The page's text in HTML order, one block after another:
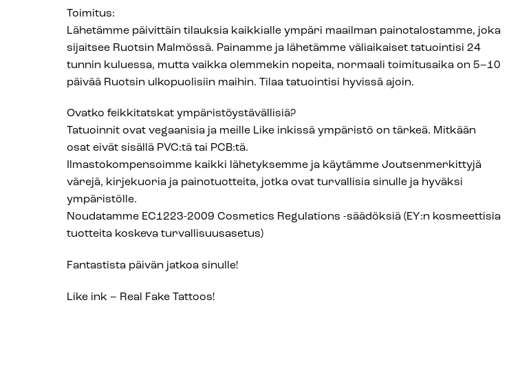
Toimitus:
Lähetämme päivittäin tilauksia kaikkialle ympäri maailman painotalostamme, joka
sijaitsee Ruotsin Malmössä. Painamme ja lähetämme väliaikaiset tatuointisi 24
tunnin kuluessa, mutta vaikka olemmekin nopeita, normaali toimitusaika on 5–10
päivää Ruotsin ulkopuolisiin maihin. Tilaa tatuointisi hyvissä ajoin.
Ovatko feikkitatskat ympäristöystävällisiä?
Tatuoinnit ovat vegaanisia ja meille Like inkissä ympäristö on tärkeä. Mitkään
osat eivät sisällä PVC:tä tai PCB:tä.
Ilmastokompensoimme kaikki lähetyksemme ja käytämme Joutsenmerkittyjä
värejä, kirjekuoria ja painotuotteita, jotka ovat turvallisia sinulle ja hyväksi
ympäristölle.
Noudatamme EC1223-2009 Cosmetics Regulations -säädöksiä (EY:n kosmeettisia
tuotteita koskeva turvallisuusasetus)
Fantastista päivän jatkoa sinulle!
Like ink – Real Fake Tattoos!